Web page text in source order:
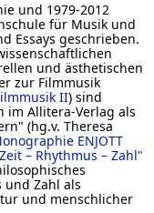
und 1979-2012
für Musik und
Essays geschrieben.
und ästhetischen
zur Filmmusik
II) sind
im Allitera-Verlag als
(hg.v. Theresa
ENJOTT
– Rhythmus – Zahl"
und Zahl als
und menschlicher